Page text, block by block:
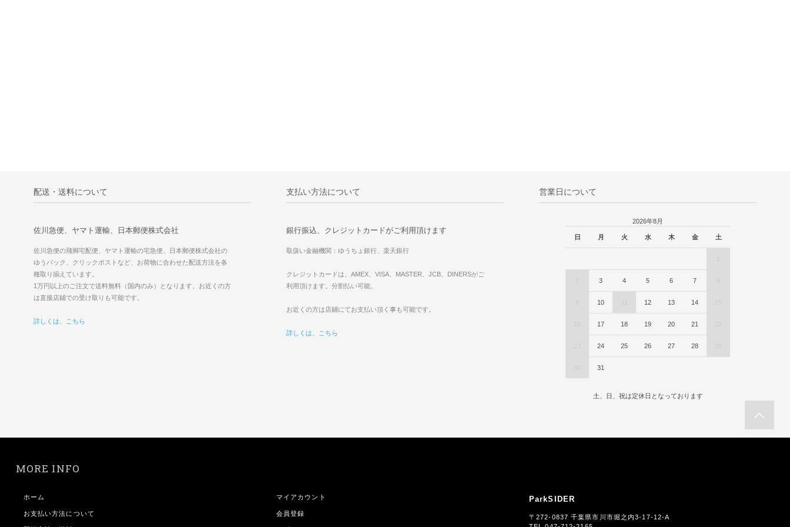
配送・送料について
佐川急便、ヤマト運輸、日本郵便株式会社
佐川急便の飛脚宅配便、ヤマト運輸の宅急便、日本郵便株式会社の
ゆうパック、クリックポストなど、お荷物に合わせた配送方法を各
種取り揃えています。
1万円以上のご注文で送料無料（国内のみ）となります。お近くの方
は直接店鋪での受け取りも可能です。
詳しくは、こちら
支払い方法について
銀行振込、クレジットカードがご利用頂けます
取扱い金融機関：ゆうちょ銀行、楽天銀行
クレジットカードは、AMEX、VISA、MASTER、JCB、DINERSがご
利用頂けます。分割払い可能。
お近くの方は店鋪にてお支払い頂く事も可能です。
詳しくは、こちら
営業日について
2026年8月
日 月 火 水 木 金 土
3 4 5 6 7
10 12 13 14
17 18 19 20 21
24 25 26 27 28
31
土、日、祝は定休日となっております
MORE INFO
ホーム
お支払い方法について
マイアカウント
会員登録
ParkSIDER
〒272-0837 千葉県市川市堀之内3-17-12-A